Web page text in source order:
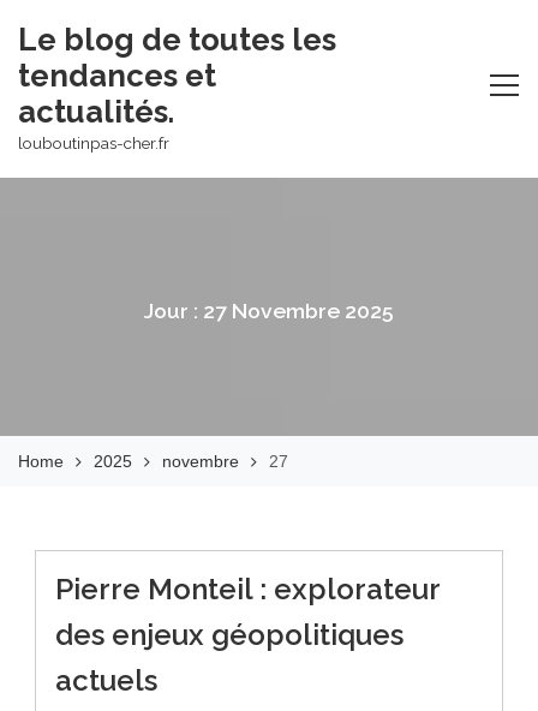
content
Le blog de toutes les
tendances et
actualités.
louboutinpas-cher.fr
Jour : 27 Novembre 2025
Home 2025 novembre 27
Pierre Monteil : explorateur
des enjeux géopolitiques
actuels